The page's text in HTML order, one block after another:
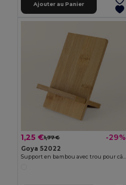
Ajouter au Panier
1,25 €1,77 € -29%
Goya 52022